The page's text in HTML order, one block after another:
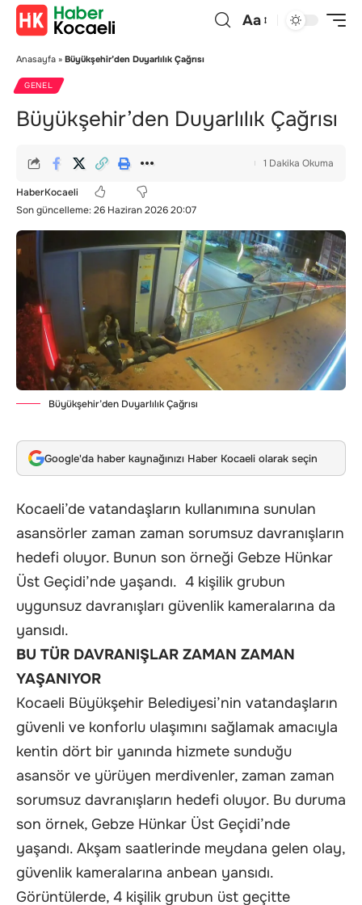
Aa
Anasayfa » Büyükşehir’den Duyarlılık Çağrısı
GENEL
Büyükşehir’den Duyarlılık Çağrısı
Son güncelleme: 26 Haziran 2026 20:07
HaberKocaeli
1 Dakika Okuma
Büyükşehir’den Duyarlılık Çağrısı
Google'da haber kaynağınızı Haber Kocaeli olarak seçin
Kocaeli’de vatandaşların kullanımına sunulan
asansörler zaman zaman sorumsuz davranışların
hedefi oluyor. Bunun son örneği Gebze Hünkar
Üst Geçidi’nde yaşandı. 4 kişilik grubun
uygunsuz davranışları güvenlik kameralarına da
yansıdı.
BU TÜR DAVRANIŞLAR ZAMAN ZAMAN
YAŞANIYOR
Kocaeli Büyükşehir Belediyesi’nin vatandaşların
güvenli ve konforlu ulaşımını sağlamak amacıyla
kentin dört bir yanında hizmete sunduğu
asansör ve yürüyen merdivenler, zaman zaman
sorumsuz davranışların hedefi oluyor. Bu duruma
son örnek, Gebze Hünkar Üst Geçidi’nde
yaşandı. Akşam saatlerinde meydana gelen olay,
güvenlik kameralarına anbean yansıdı.
Görüntülerde, 4 kişilik grubun üst geçitte